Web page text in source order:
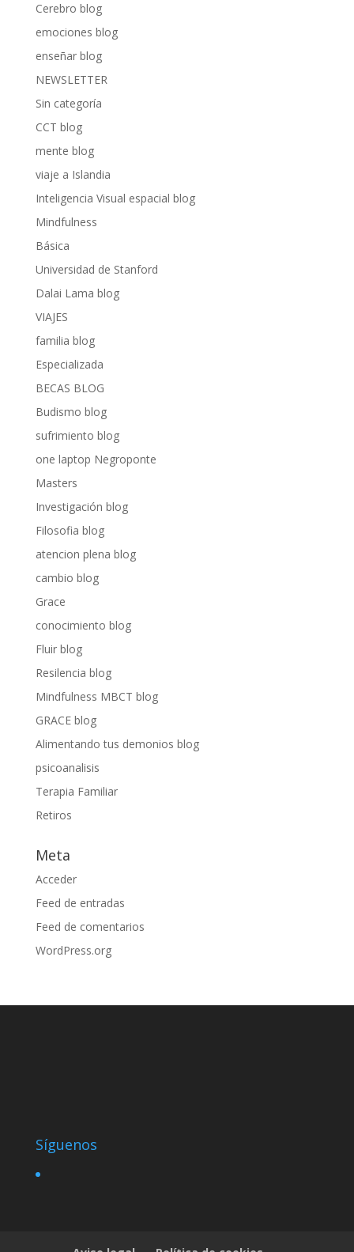
Cerebro blog
emociones blog
enseñar blog
NEWSLETTER
Sin categoría
CCT blog
mente blog
viaje a Islandia
Inteligencia Visual espacial blog
Mindfulness
Básica
Universidad de Stanford
Dalai Lama blog
VIAJES
familia blog
Especializada
BECAS BLOG
Budismo blog
sufrimiento blog
one laptop Negroponte
Masters
Investigación blog
Filosofia blog
atencion plena blog
cambio blog
Grace
conocimiento blog
Fluir blog
Resilencia blog
Mindfulness MBCT blog
GRACE blog
Alimentando tus demonios blog
psicoanalisis
Terapia Familiar
Retiros
Meta
Acceder
Feed de entradas
Feed de comentarios
WordPress.org
Síguenos